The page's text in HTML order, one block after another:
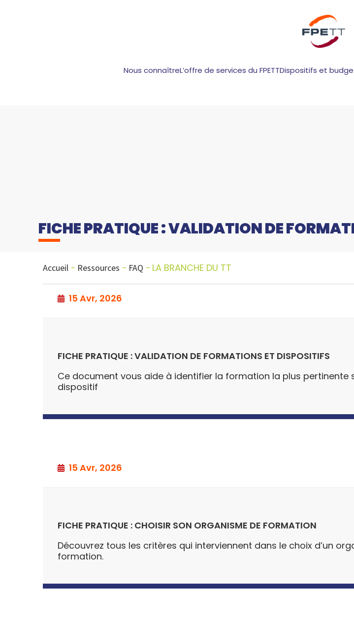
Nous connaîtreL’offre de services du FPETTDispositifs et
FICHE PRATIQUE : VALIDATION DE
Accueil Ressources FAQ LA BRANCHE DU TT
15 Avr, 2026
FICHE PRATIQUE : VALIDATION DE FORMATIONS ET DISPOSITIFS
Ce document vous aide à identifier la formation la plus pertinente
dispositif
15 Avr, 2026
FICHE PRATIQUE : CHOISIR SON ORGANISME DE FORMATION
Découvrez tous les critères qui interviennent dans le choix d’un
formation.